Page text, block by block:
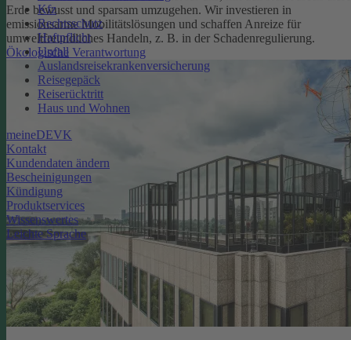
Kfz
Rechtsschutz
Haftpflicht
Unfall
Auslandsreisekrankenversicherung
Reisegepäck
Reiserücktritt
Haus und Wohnen
meineDEVK
Kontakt
Kundendaten ändern
Bescheinigungen
Kündigung
Produktservices
Wissenswertes
Leichte Sprache
Erde bewusst und sparsam umzugehen. Wir investieren in
emissionsarme Mobilitätslösungen und schaffen Anreize für
umweltfreundliches Handeln, z. B. in der Schadenregulierung.
Ökologische Verantwortung